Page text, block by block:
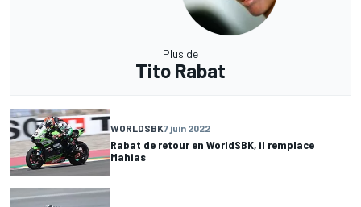
Plus de
Tito Rabat
WORLDSBK7 juin 2022
Rabat de retour en WorldSBK, il remplace
Mahias